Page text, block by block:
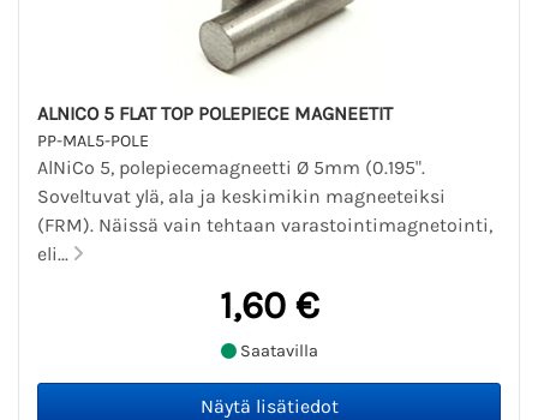
ALNICO 5 FLAT TOP POLEPIECE MAGNEETIT
PP-MAL5-POLE
AlNiCo 5, polepiecemagneetti Ø 5mm (0.195".
Soveltuvat ylä, ala ja keskimikin magneeteiksi
(FRM). Näissä vain tehtaan varastointimagnetointi,
eli...
1,60 €
Saatavilla